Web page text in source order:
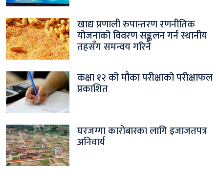
खाद्य प्रणाली रुपान्तरण रणनीतिक
योजनाको विवरण सङ्कलन गर्न स्थानीय
तहसँग समन्वय गरिने
कक्षा १२ को मौका परीक्षाको परीक्षाफल
प्रकाशित
घरजग्गा कारोबारका लागि इजाजतपत्र
अनिवार्य